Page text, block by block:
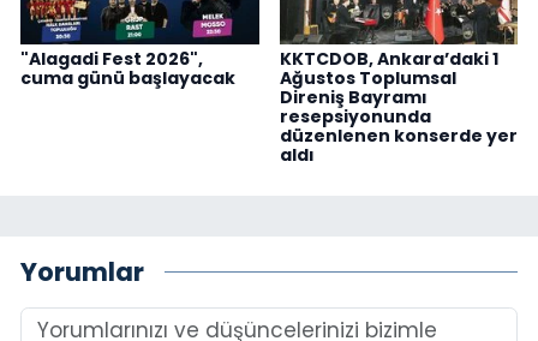
"Alagadi Fest 2026",
cuma günü başlayacak
KKTCDOB, Ankara’daki 1
Ağustos Toplumsal
Direniş Bayramı
resepsiyonunda
düzenlenen konserde yer
aldı
Yorumlar